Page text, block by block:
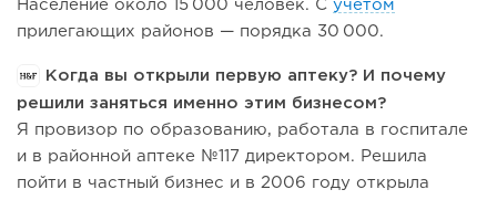
Население около 15 000 человек. С учетом
прилегающих районов — порядка 30 000.
Когда вы открыли первую аптеку? И почему
решили заняться именно этим бизнесом?
Я провизор по образованию, работала в госпитале
и в районной аптеке №117 директором. Решила
пойти в частный бизнес и в 2006 году открыла